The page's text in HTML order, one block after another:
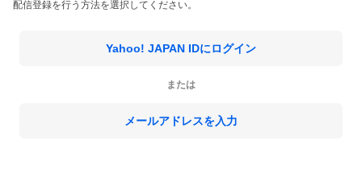
配信登録を行う方法を選択してください。
Yahoo! JAPAN IDにログイン
または
メールアドレスを入力